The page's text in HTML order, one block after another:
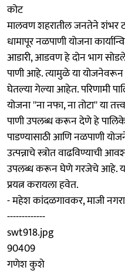
कोट
मालवण शहरातील जनतेने शंभर
धामापूर नळपाणी योजना
आडारी, आडवण हे दोन भाग
पाणी आहे. त्यामुळे या योजनेवरून
घेतल्या गेल्या आहेत. परिणामी
योजना ''ना नफा, ना तोटा'' या
पाणी उपलब्ध करून देणे हे
पाडण्यासाठी आणि नळपाणी
उत्पन्नाचे स्त्रोत वाढविण्याची
उपलब्ध करून घेणे गरजेचे आहे. या
प्रयत्न करायला हवेत.
- महेश कांदळगावकर, माजी
-------------
swt918.jpg
90409
गणेश कुशे